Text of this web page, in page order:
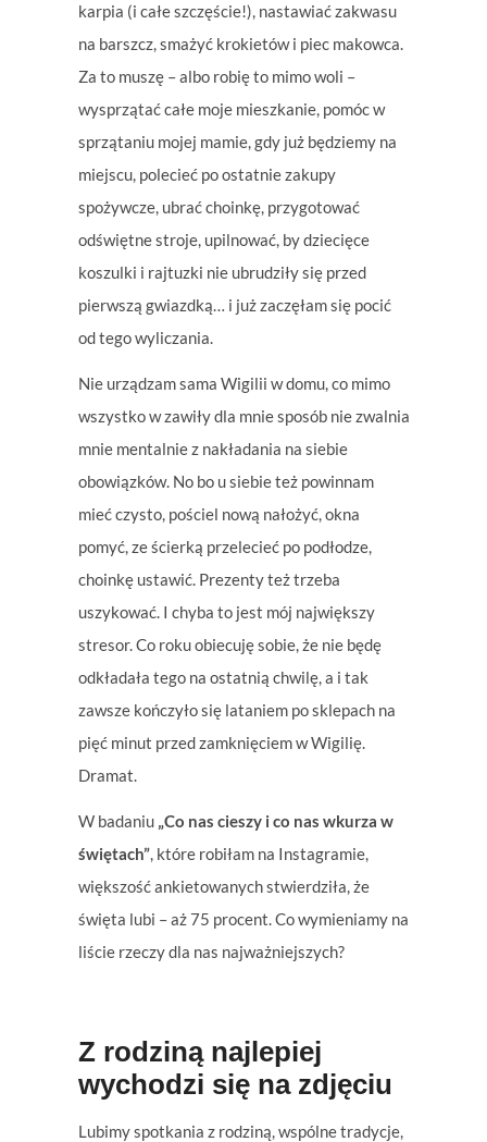
karpia (i całe szczęście!), nastawiać zakwasu
na barszcz, smażyć krokietów i piec makowca.
Za to muszę – albo robię to mimo woli –
wysprzątać całe moje mieszkanie, pomóc w
sprzątaniu mojej mamie, gdy już będziemy na
miejscu, polecieć po ostatnie zakupy
spożywcze, ubrać choinkę, przygotować
odświętne stroje, upilnować, by dziecięce
koszulki i rajtuzki nie ubrudziły się przed
pierwszą gwiazdką… i już zaczęłam się pocić
od tego wyliczania.
Nie urządzam sama Wigilii w domu, co mimo
wszystko w zawiły dla mnie sposób nie zwalnia
mnie mentalnie z nakładania na siebie
obowiązków. No bo u siebie też powinnam
mieć czysto, pościel nową nałożyć, okna
pomyć, ze ścierką przelecieć po podłodze,
choinkę ustawić. Prezenty też trzeba
uszykować. I chyba to jest mój największy
stresor. Co roku obiecuję sobie, że nie będę
odkładała tego na ostatnią chwilę, a i tak
zawsze kończyło się lataniem po sklepach na
pięć minut przed zamknięciem w Wigilię.
Dramat.
W badaniu „Co nas cieszy i co nas wkurza w
świętach”, które robiłam na Instagramie,
większość ankietowanych stwierdziła, że
święta lubi – aż 75 procent. Co wymieniamy na
liście rzeczy dla nas najważniejszych?
Z rodziną najlepiej
wychodzi się na zdjęciu
Lubimy spotkania z rodziną, wspólne tradycje,